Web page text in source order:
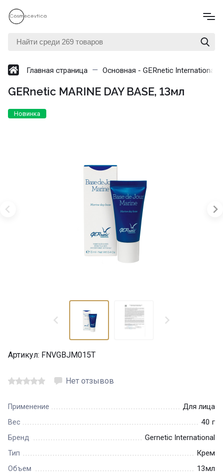
Главная страница Основная - GERnetic International
GERnetic MARINE DAY BASE, 13мл
Новинка
Артикул: FNVGBJM015T
Нет отзывов
Применение Для лица
Вес 40 г
Бренд Gernetic International
Тип Крем
Объем 13мл